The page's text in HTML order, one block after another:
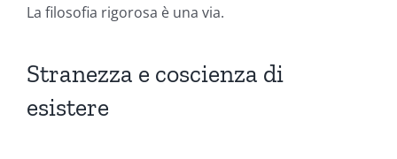
La filosofia rigorosa è una via.
Stranezza e coscienza di
esistere